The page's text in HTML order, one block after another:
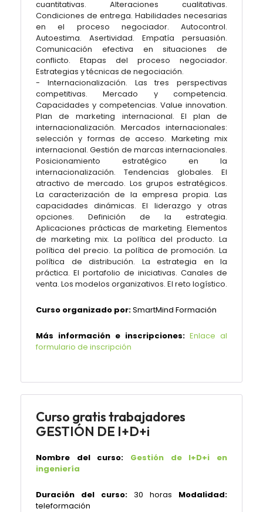
cuantitativas. Alteraciones cualitativas.
Condiciones de entrega. Habilidades necesarias
en el proceso negociador. Autocontrol.
Autoestima. Asertividad. Empatía persuasión.
Comunicación efectiva en situaciones de
conflicto. Etapas del proceso negociador.
Estrategias y técnicas de negociación.
- Internacionalización. Las tres perspectivas
competitivas. Mercado y competencia.
Capacidades y competencias. Value innovation.
Plan de marketing internacional. El plan de
internacionalización. Mercados internacionales:
selección y formas de acceso. Marketing mix
internacional. Gestión de marcas internacionales.
Posicionamiento estratégico en la
internacionalización. Tendencias globales. El
atractivo de mercado. Los grupos estratégicos.
La caracterización de la empresa propia. Las
capacidades dinámicas. El liderazgo y otras
opciones. Definición de la estrategia.
Aplicaciones prácticas de marketing. Elementos
de marketing mix. La política del producto. La
política del precio. La política de promoción. La
política de distribución. La estrategia en la
práctica. El portafolio de iniciativas. Canales de
venta. Los modelos organizativos. El reto logístico.
Curso organizado por:SmartMind Formación
Más información e inscripciones: Enlace al
formulario de inscripción
Curso gratis trabajadores
GESTIÓN DE I+D+i
Nombre del curso:
Gestión de I+D+i en
ingeniería
Duración del curso: 30 horas Modalidad:
teleformación